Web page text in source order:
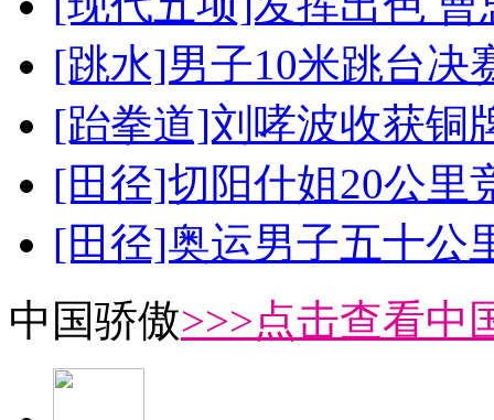
[跳水]男子10米跳台决
[跆拳道]刘哮波收获铜
[田径]切阳什姐20公里
[田径]奥运男子五十公
中国骄傲>>>点击查看中